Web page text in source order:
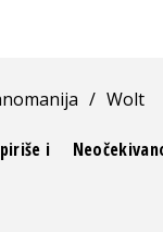
/ Wolt
i